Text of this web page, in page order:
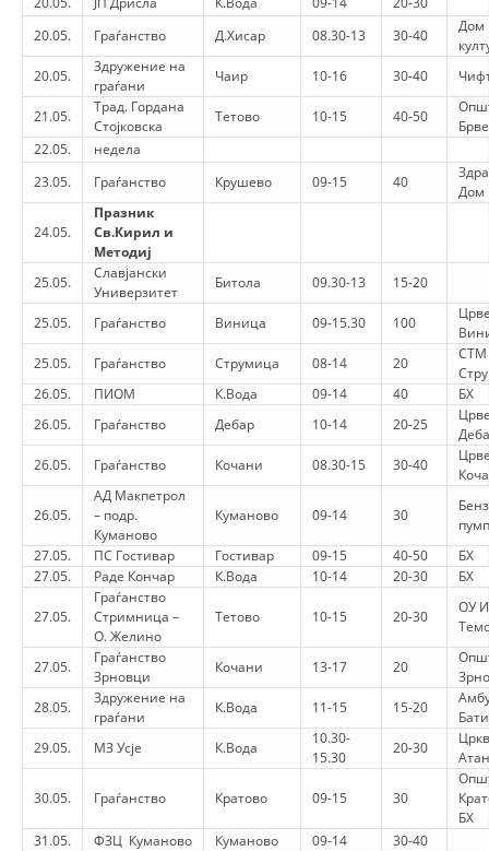
20.05.
Граѓанство Д.Хисар 08.30-13 30-40
Дом
20.05.
Здружение на
граѓани
Чаир 10-16 30-40
21.05.
Трад. Гордана
Стојковска
Тетово 10-15 40-50
22.05.
недела
23.05.
Граѓанство Крушево 09-15 40
Дом
24.05.
Празник
Св.Кирил и
Методиј
25.05.
Славјански
Универзитет
Битола 09.30-13 15-20
25.05. Граѓанство Виница 09-15.30 100
25.05.
Граѓанство Струмица 08-14 20
СТМ
26.05.
ПИОМ К.Вода 09-14 40
БХ
26.05.
Граѓанство Дебар 10-14 20-25
26.05.
Граѓанство Кочани 08.30-15 30-40
26.05.
АД Макпетрол
– подр.
Куманово
Куманово 09-14 30
27.05.
ПС Гостивар Гостивар 09-15 40-50
БХ
27.05.
Раде Кончар К.Вода 10-14 20-30 БХ
27.05.
Граѓанство
Стримница –
О. Желино
Тетово 10-15 20-30
ОУ
27.05.
Граѓанство
Зрновци
Кочани 13-17 20
28.05.
Здружение на
граѓани
К.Вода 11-15 15-20
29.05.
МЗ Усје К.Вода
10.30-
15.30
20-30
30.05. Граѓанство Кратово 09-15 30
БХ
31.05.
ФЗЦ Куманово Куманово 09-14 30-40